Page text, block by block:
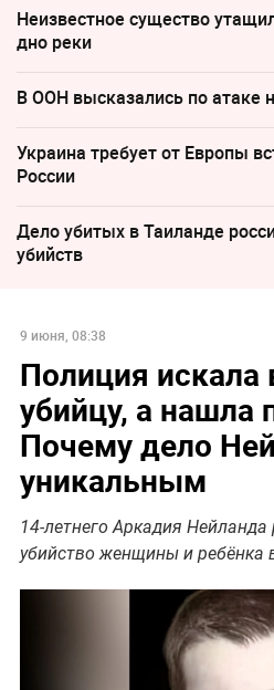
Неизвестное существо
дно реки
В ООН высказались по атаке
Украина требует от Европы
России
Дело убитых в Таиланде
убийств
9 июня, 08:38
Полиция искала
убийцу, а нашла
Почему дело
уникальным
14-летнего Аркадия Нейланда
убийство женщины и ребёнка